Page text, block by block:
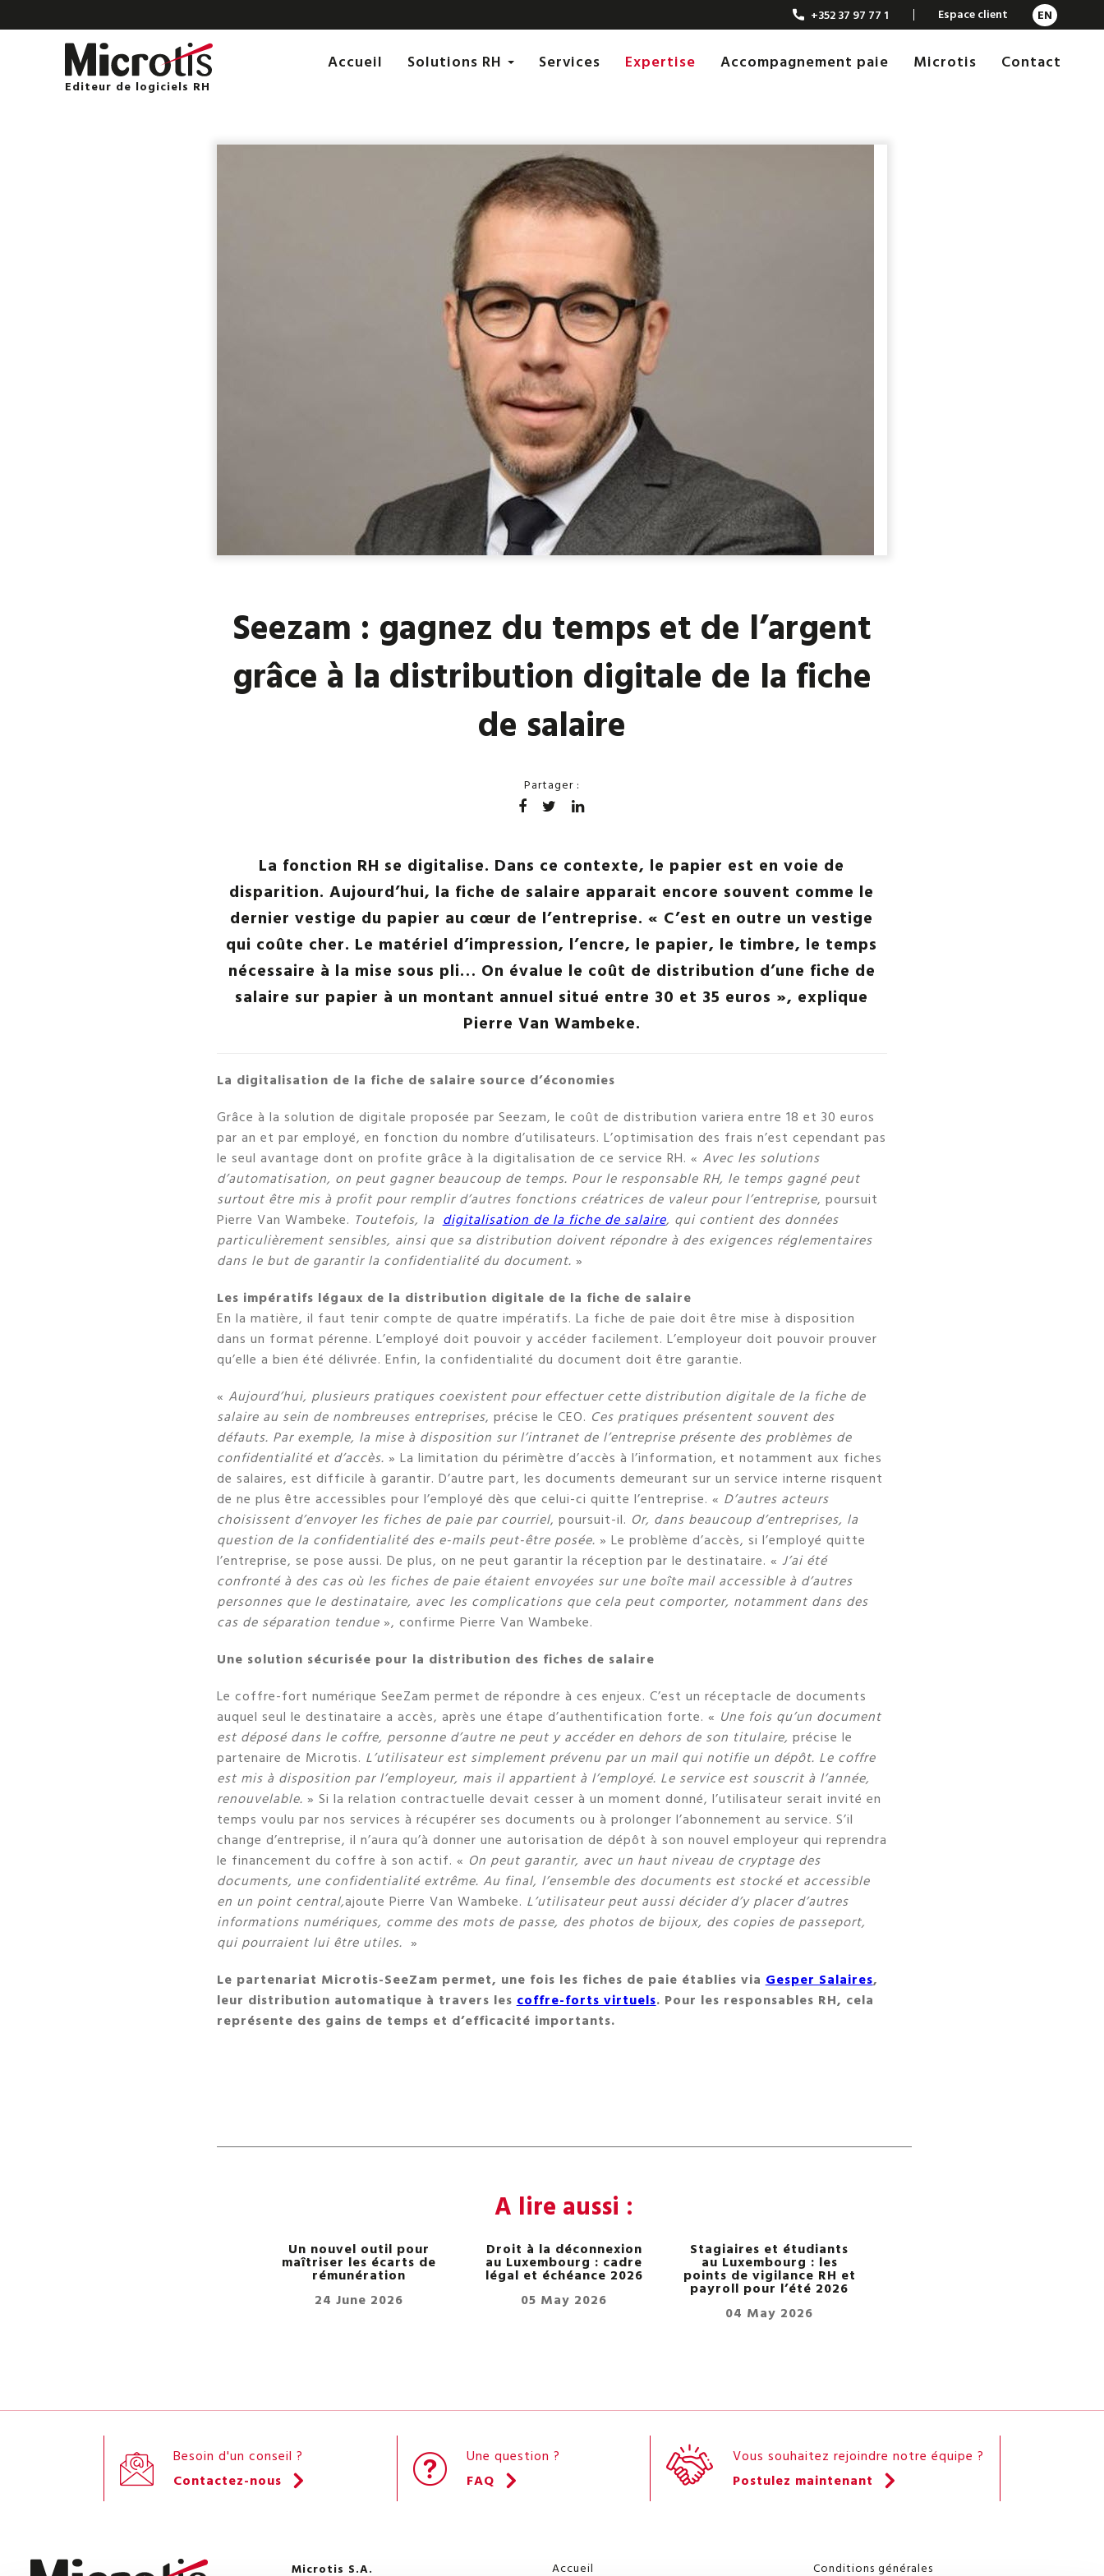
+352 37 97 77 1 Espace client EN
Editeur de logiciels RH
Accueil Solutions RH Services Expertise Accompagnement paie Microtis Contact
Seezam : gagnez du temps et de l’argent
grâce à la distribution digitale de la fiche
de salaire
Partager :
La fonction RH se digitalise. Dans ce contexte, le papier est en voie de
disparition. Aujourd’hui, la fiche de salaire apparait encore souvent comme le
dernier vestige du papier au cœur de l’entreprise. « C’est en outre un vestige
qui coûte cher. Le matériel d’impression, l’encre, le papier, le timbre, le temps
nécessaire à la mise sous pli… On évalue le coût de distribution d’une fiche de
salaire sur papier à un montant annuel situé entre 30 et 35 euros », explique
Pierre Van Wambeke.
La digitalisation de la fiche de salaire source d’économies
Grâce à la solution de digitale proposée par Seezam, le coût de distribution variera entre 18 et 30 euros
par an et par employé, en fonction du nombre d’utilisateurs. L’optimisation des frais n’est cependant pas
le seul avantage dont on profite grâce à la digitalisation de ce service RH. « Avec les solutions
d’automatisation, on peut gagner beaucoup de temps. Pour le responsable RH, le temps gagné peut
surtout être mis à profit pour remplir d’autres fonctions créatrices de valeur pour l’entreprise, poursuit
Pierre Van Wambeke. Toutefois, ladigitalisation de la fiche de salaire, qui contient des données
particulièrement sensibles, ainsi que sa distribution doivent répondre à des exigences réglementaires
dans le but de garantir la confidentialité du document. »
Les impératifs légaux de la distribution digitale de la fiche de salaire
En la matière, il faut tenir compte de quatre impératifs. La fiche de paie doit être mise à disposition
dans un format pérenne. L’employé doit pouvoir y accéder facilement. L’employeur doit pouvoir prouver
qu’elle a bien été délivrée. Enfin, la confidentialité du document doit être garantie.
« Aujourd’hui, plusieurs pratiques coexistent pour effectuer cette distribution digitale de la fiche de
salaire au sein de nombreuses entreprises, précise le CEO. Ces pratiques présentent souvent des
défauts. Par exemple, la mise à disposition sur l’intranet de l’entreprise présente des problèmes de
confidentialité et d’accès. » La limitation du périmètre d’accès à l’information, et notamment aux fiches
de salaires, est difficile à garantir. D’autre part, les documents demeurant sur un service interne risquent
de ne plus être accessibles pour l’employé dès que celui-ci quitte l’entreprise. « D’autres acteurs
choisissent d’envoyer les fiches de paie par courriel, poursuit-il. Or, dans beaucoup d’entreprises, la
question de la confidentialité des e-mails peut-être posée. » Le problème d’accès, si l’employé quitte
l’entreprise, se pose aussi. De plus, on ne peut garantir la réception par le destinataire. « J’ai été
confronté à des cas où les fiches de paie étaient envoyées sur une boîte mail accessible à d’autres
personnes que le destinataire, avec les complications que cela peut comporter, notamment dans des
cas de séparation tendue », confirme Pierre Van Wambeke.
Une solution sécurisée pour la distribution des fiches de salaire
Le coffre-fort numérique SeeZam permet de répondre à ces enjeux. C’est un réceptacle de documents
auquel seul le destinataire a accès, après une étape d’authentification forte. « Une fois qu’un document
est déposé dans le coffre, personne d’autre ne peut y accéder en dehors de son titulaire, précise le
partenaire de Microtis. L’utilisateur est simplement prévenu par un mail qui notifie un dépôt. Le coffre
est mis à disposition par l’employeur, mais il appartient à l’employé. Le service est souscrit à l’année,
renouvelable. » Si la relation contractuelle devait cesser à un moment donné, l’utilisateur serait invité en
temps voulu par nos services à récupérer ses documents ou à prolonger l’abonnement au service. S’il
change d’entreprise, il n’aura qu’à donner une autorisation de dépôt à son nouvel employeur qui reprendra
le financement du coffre à son actif. « On peut garantir, avec un haut niveau de cryptage des
documents, une confidentialité extrême. Au final, l’ensemble des documents est stocké et accessible
en un point central,ajoute Pierre Van Wambeke. L’utilisateur peut aussi décider d’y placer d’autres
informations numériques, comme des mots de passe, des photos de bijoux, des copies de passeport,
qui pourraient lui être utiles. »
Le partenariat Microtis-SeeZam permet, une fois les fiches de paie établies viaGesper Salaires,
leur distribution automatique à travers lescoffre-forts virtuels. Pour les responsables RH, cela
représente des gains de temps et d’efficacité importants.
A lire aussi :
Un nouvel outil pour
maîtriser les écarts de
rémunération
24 June 2026
Droit à la déconnexion
au Luxembourg : cadre
légal et échéance 2026
05 May 2026
Stagiaires et étudiants
au Luxembourg : les
points de vigilance RH et
payroll pour l’été 2026
04 May 2026
Besoin d'un conseil ?
Contactez-nous
Une question ?
FAQ
Vous souhaitez rejoindre notre équipe ?
Postulez maintenant
Microtis S.A. Accueil Conditions générales